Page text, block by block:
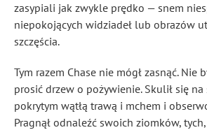
zasypiali jak zwykle prędko — snem
niepokojących widziadeł lub obrazów
szczęścia.
Tym razem Chase nie mógł zasnąć. Nie
prosić drzew o pożywienie. Skulił się
pokrytym wątłą trawą i mchem i
Pragnął odnaleźć swoich ziomków,